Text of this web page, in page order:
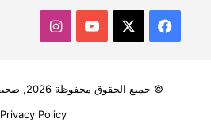
فيسبوك ‫YouTubeانستقرام
© جميع الحقوق محفوظة 2026, صحيفة توووفة الالكترونية
Privacy Policy